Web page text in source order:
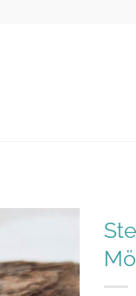
Auf die
Wunschliste